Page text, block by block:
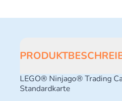
LEGO® Ninjago® Trading
Standardkarte